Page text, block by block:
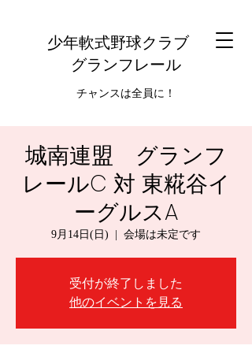
少年軟式野球クラブ
グランフレール
チャンスは全員に！
城南連盟 グランフ
レールC 対 東糀谷イ
ーグルスA
9月14日(日) 会場は未定です
受付が終了しました
他のイベントを見る